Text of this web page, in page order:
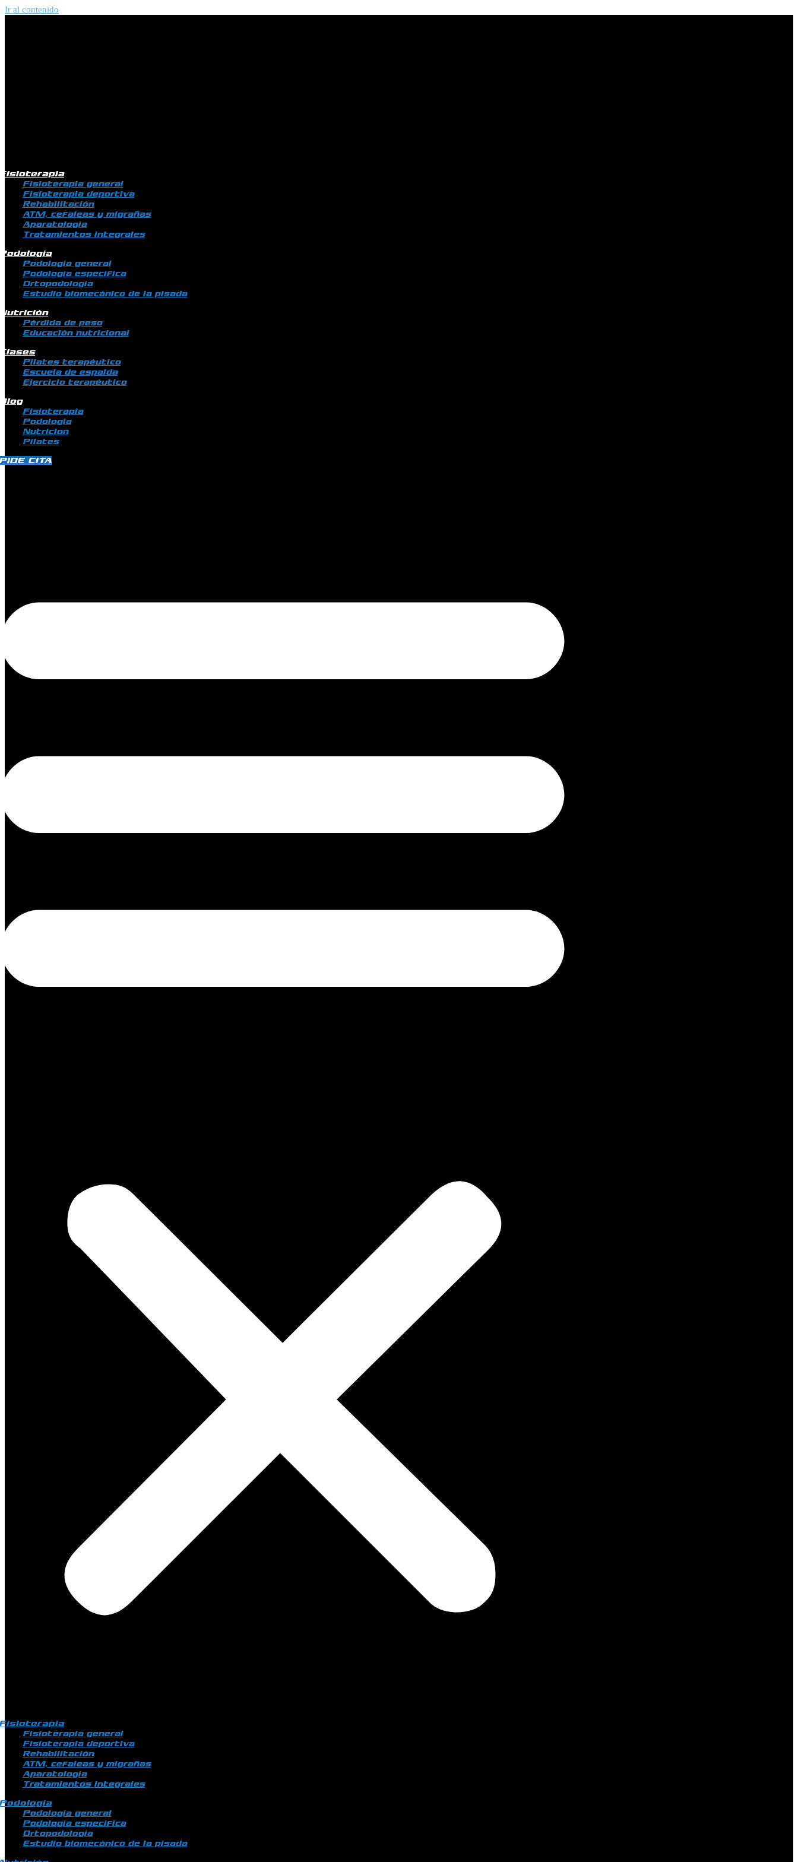
Ir al contenido
Fisioterapia general
Fisioterapia deportiva
Rehabilitación
ATM, cefaleas y migrañas
Aparatología
Tratamientos integrales
Podología general
Podología específica
Ortopodología
Estudio biomecánico de la pisada
Pérdida de peso
Educación nutricional
Pilates terapéutico
Escuela de espalda
Ejercicio terapéutico
Fisioterapia
Podologia
Nutricion
Pilates
CITA
Fisioterapia general
Fisioterapia deportiva
Rehabilitación
ATM, cefaleas y migrañas
Aparatología
Tratamientos integrales
Podología general
Podología específica
Ortopodología
Estudio biomecánico de la pisada